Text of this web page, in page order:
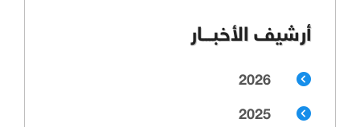
أرشيف الأخبـــار
2026
2025